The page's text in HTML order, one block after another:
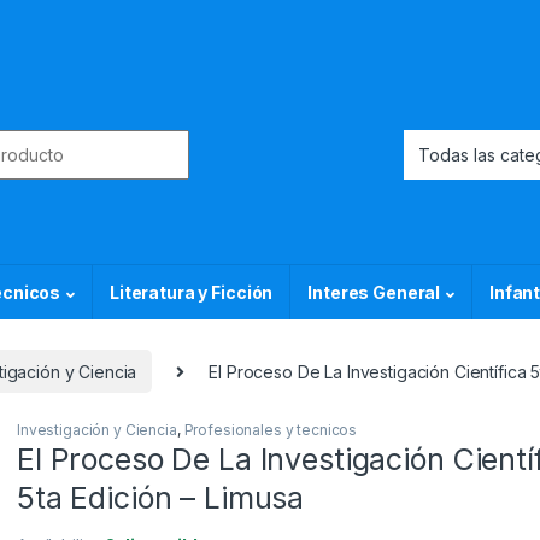
Literatura y Ficción Interes General
y Ciencia El Proceso De La Investigación Científica
Investigación y Ciencia, Profesionales y tecnicos
El Proceso De La Investigación
5ta Edición – Limusa